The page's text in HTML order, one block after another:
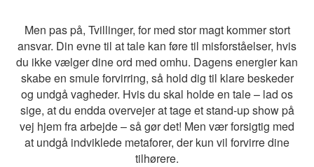
Men pas på, Tvillinger, for med stor magt kommer stort
ansvar. Din evne til at tale kan føre til misforståelser, hvis
du ikke vælger dine ord med omhu. Dagens energier kan
skabe en smule forvirring, så hold dig til klare beskeder
og undgå vagheder. Hvis du skal holde en tale – lad os
sige, at du endda overvejer at tage et stand-up show på
vej hjem fra arbejde – så gør det! Men vær forsigtig med
at undgå indviklede metaforer, der kun vil forvirre dine
tilhørere.